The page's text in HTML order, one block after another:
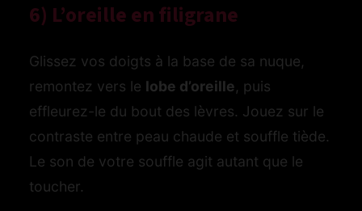
6) L’oreille en filigrane
Glissez vos doigts à la base de sa nuque,
remontez vers le lobe d’oreille, puis
effleurez-le du bout des lèvres. Jouez sur le
contraste entre peau chaude et souffle tiède.
Le son de votre souffle agit autant que le
toucher.